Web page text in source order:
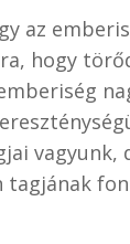
az
hogy
vagyunk,
tagjának